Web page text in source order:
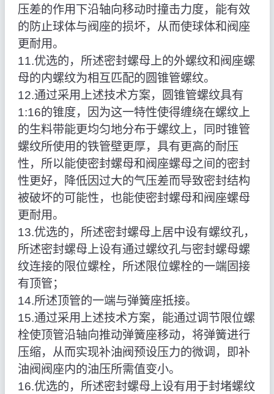
压差的作用下沿轴向移动时撞击力度，能有效
的防止球体与阀座的损坏，从而使球体和阀座
更耐用。
11.优选的，所述密封螺母上的外螺纹和阀座螺
母的内螺纹为相互匹配的圆锥管螺纹。
12.通过采用上述技术方案，圆锥管螺纹具有
1:16的锥度，因为这一特性使得缠绕在螺纹上
的生料带能更均匀地分布于螺纹上，同时锥管
螺纹所使用的铁管壁更厚，具有更高的耐压
性，所以能使密封螺母和阀座螺母之间的密封
性更好，降低因过大的气压差而导致密封结构
被破坏的可能性，也能使密封螺母和阀座螺母
更耐用。
13.优选的，所述密封螺母上居中设有螺纹孔，
所述密封螺母上设有通过螺纹孔与密封螺母螺
纹连接的限位螺栓，所述限位螺栓的一端固接
有顶管；
14.所述顶管的一端与弹簧座抵接。
15.通过采用上述技术方案，能通过调节限位螺
栓使顶管沿轴向推动弹簧座移动，将弹簧进行
压缩，从而实现补油阀预设压力的微调，即补
油阀阀座内的油压所需值变小。
16.优选的，所述密封螺母上设有用于封堵螺纹